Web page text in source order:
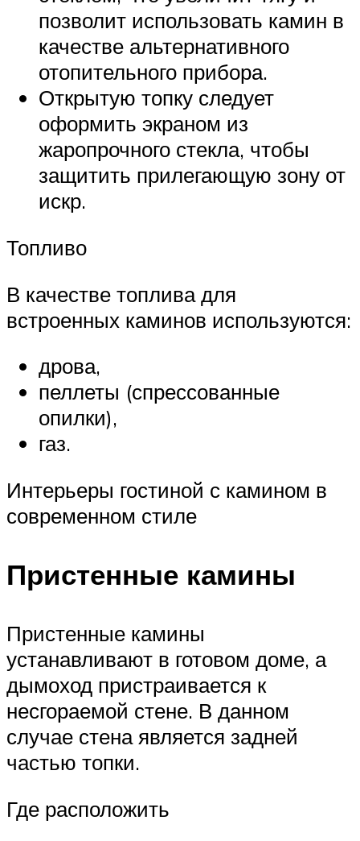
позволит использовать камин в
качестве альтернативного
отопительного прибора.
Открытую топку следует
оформить экраном из
жаропрочного стекла, чтобы
защитить прилегающую зону от
искр.
Топливо
В качестве топлива для
встроенных каминов используются:
дрова,
пеллеты (спрессованные
опилки),
газ.
Интерьеры гостиной с камином в
современном стиле
Пристенные камины
Пристенные камины
устанавливают в готовом доме, а
дымоход пристраивается к
несгораемой стене. В данном
случае стена является задней
частью топки.
Где расположить